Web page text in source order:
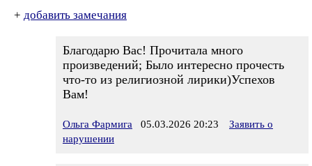
+ добавить замечания
Благодарю Вас! Прочитала много
произведений; Было интересно прочесть
что-то из религиозной лирики)Успехов
Вам!
Ольга Фармига 05.03.2026 20:23
Заявить о
нарушении